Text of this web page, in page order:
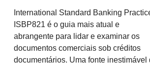
International Standard Banking
ISBP821 é o guia mais atual e
abrangente para lidar e examinar os
documentos comerciais sob créditos
documentários. Uma fonte inestimável